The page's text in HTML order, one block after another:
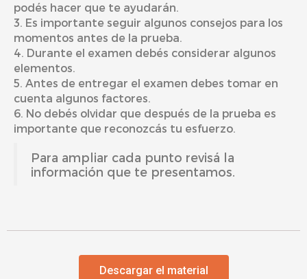
podés hacer que te ayudarán.
3. Es importante seguir algunos consejos para los
momentos antes de la prueba.
4. Durante el examen debés considerar algunos
elementos.
5. Antes de entregar el examen debes tomar en
cuenta algunos factores.
6. No debés olvidar que después de la prueba es
importante que reconozcás tu esfuerzo.
Para ampliar cada punto revisá la
información que te presentamos.
Descargar el material